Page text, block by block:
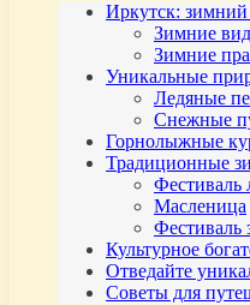
Иркутск: зимний
Зимние
Зимние
Уникальные
Ледяные
Снежные
Горнолыжные
Традиционные
Фестиваль
Масленица
Фестиваль
Культурное
Отведайте
Советы для